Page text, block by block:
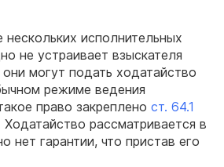
исполнительных
не устраивает взыскателя
могут подать ходатайство
режиме ведения
право закреплено ст. 64.1
Ходатайство рассматривается в
нет гарантии, что пристав его